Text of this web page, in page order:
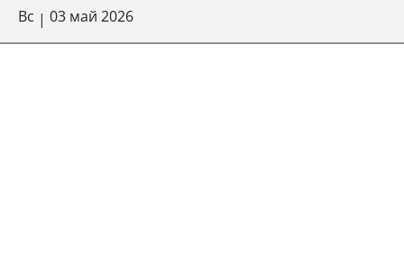
Вс | 03 май 2026